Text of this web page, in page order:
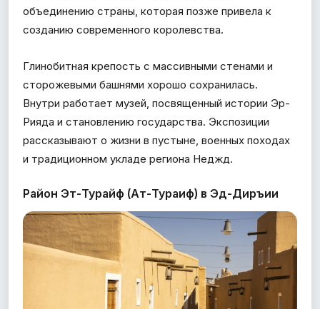
объединению страны, которая позже привела к
созданию современного королевства.
Глинобитная крепость с массивными стенами и
сторожевыми башнями хорошо сохранилась.
Внутри работает музей, посвященный истории Эр-
Рияда и становлению государства. Экспозиции
рассказывают о жизни в пустыне, военных походах
и традиционном укладе региона Неджд.
Район Эт-Турайф (Ат-Тураиф) в Эд-Диръии